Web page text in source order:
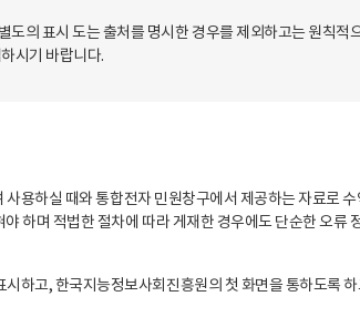
의 표시 도는 출처를 명시한 경우를 제외하고는 원칙
시기 바랍니다.
용하실 때와 통합전자 민원창구에서 제공하는 자료로
하며 적법한 절차에 따라 게재한 경우에도 단순한 오류
하고, 한국지능정보사회진흥원의 첫 화면을 통하도록